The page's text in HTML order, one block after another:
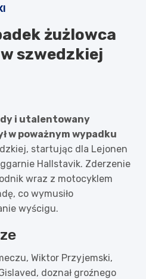
żużlowca
szwedzkiej
i utalentowany
w poważnym wypadku
startując dla Lejonen
Hallstavik. Zderzenie
wraz z motocyklem
co wymusiło
wyścigu.
Wiktor Przyjemski,
doznał groźnego